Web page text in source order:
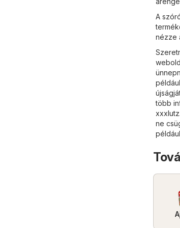
A
nézze
több
ne